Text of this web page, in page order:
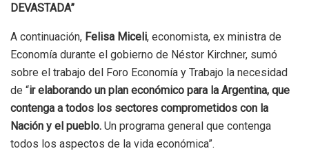
DEVASTADA”
A continuación, Felisa Miceli, economista, ex ministra de
Economía durante el gobierno de Néstor Kirchner, sumó
sobre el trabajo del Foro Economía y Trabajo la necesidad
de “ir elaborando un plan económico para la Argentina, que
contenga a todos los sectores comprometidos con la
Nación y el pueblo. Un programa general que contenga
todos los aspectos de la vida económica”.